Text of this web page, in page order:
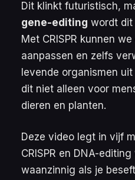
Dit klinkt futuristisch,
gene-editing wordt dit
Met CRISPR kunnen
aanpassen en zelfs
levende organismen
dit niet alleen voor
dieren en planten.
Deze video legt in vijf
CRISPR en DNA-
waanzinnig als je